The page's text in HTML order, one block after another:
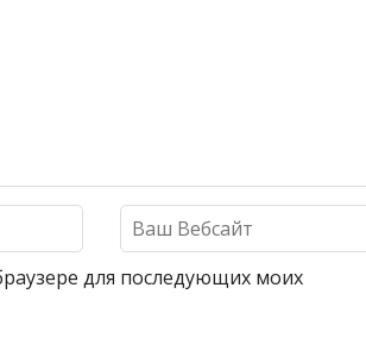
для последующих моих